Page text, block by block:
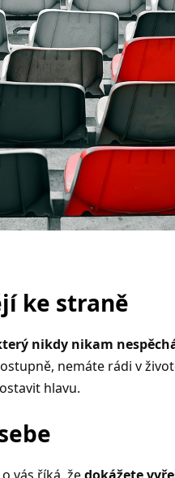
ke straně
nikdy nikam
nemáte rádi v
hlavu.